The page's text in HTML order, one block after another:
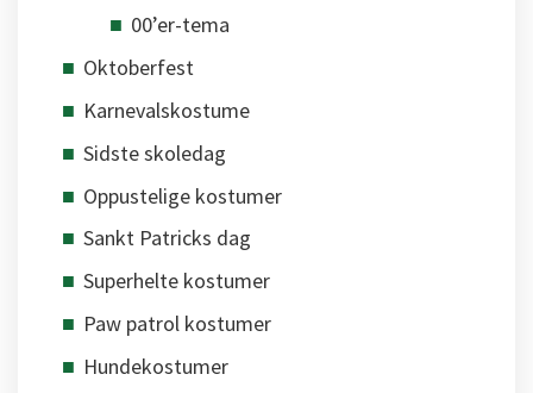
00’er-tema
Oktoberfest
Karnevalskostume
Sidste skoledag
Oppustelige kostumer
Sankt Patricks dag
Superhelte kostumer
Paw patrol kostumer
Hundekostumer